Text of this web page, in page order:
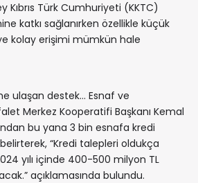
Kıbrıs Türk Cumhuriyeti (KKTC)
katkı sağlanırken özellikle küçük
kolay erişimi mümkün hale
ulaşan destek… Esnaf ve
Merkez Kooperatifi Başkanı Kemal
bu yana 3 bin esnafa kredi
belirterek, “Kredi talepleri oldukça
yılı içinde 400-500 milyon TL
açıklamasında bulundu.